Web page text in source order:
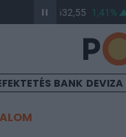
148 632,55 1,41%
BANK DEVIZA